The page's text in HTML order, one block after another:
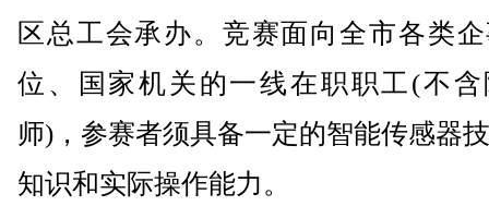
区总工会承办。竞赛面向全市各类
位、国家机关的一线在职职工(不含
师)，参赛者须具备一定的智能传感器
知识和实际操作能力。